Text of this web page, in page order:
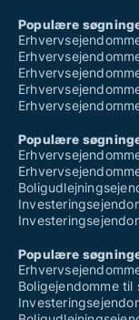
Populære
Populære
Populære
Boligejendomme til